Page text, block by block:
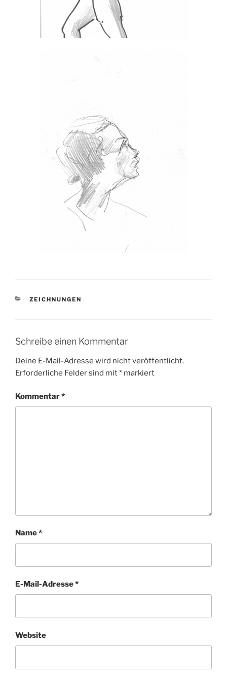
KATEGORIEN
ZEICHNUNGEN
Schreibe einen Kommentar
Deine E-Mail-Adresse wird nicht veröffentlicht.
Erforderliche Felder sind mit* markiert
Kommentar*
Name*
E-Mail-Adresse*
Website